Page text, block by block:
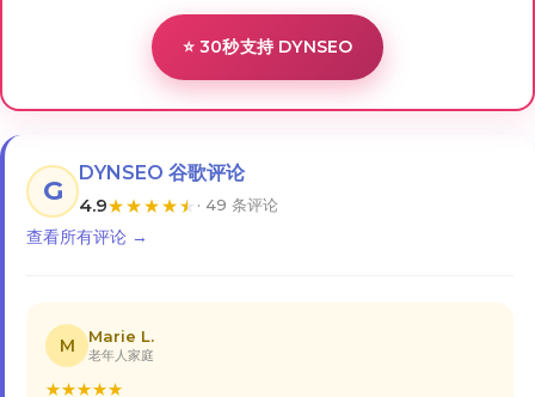
⭐ 30秒支持 DYNSEO
G
DYNSEO 谷歌评论
4.9★★★★★ · 49 条评论
查看所有评论 →
M Marie L.
老年人家庭
★★★★★